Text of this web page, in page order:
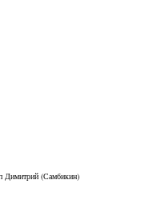
Димитрий (Самбикин)